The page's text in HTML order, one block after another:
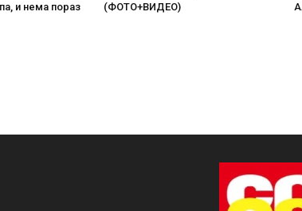
и нема пораз
(ФОТО+ВИДЕО)